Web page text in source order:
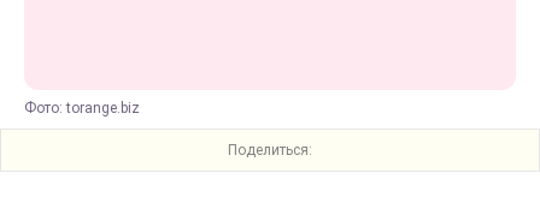
Фото: torange.biz
Поделиться: